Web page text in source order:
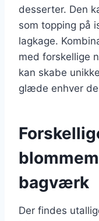
desserter. Den
som topping på
lagkage.
med forskellige
kan skabe
glæde enhver
bagværk
Der findes